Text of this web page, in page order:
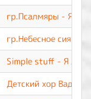
гр.Псалмяры - Я
гр.Небесное
Simple stuff - Я
Детский хор Вадима